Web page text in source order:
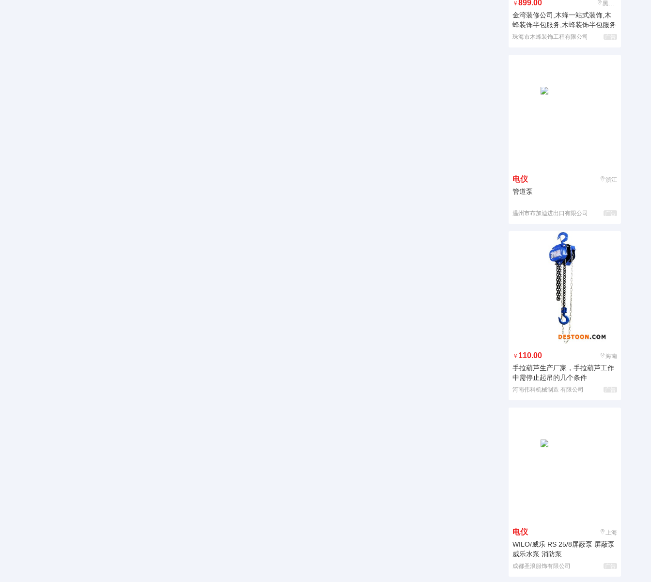
￥ 899.00 黑龙江
金湾装修公司,木蜂一站式装饰,木
蜂装饰半包服务,木蜂装饰半包服务
珠海市木蜂装饰工程有限公司 广告
电仪 浙江
管道泵
温州市布加迪进出口有限公司 广告
￥ 110.00 海南
手拉葫芦生产厂家，手拉葫芦工作
中需停止起吊的几个条件
河南伟科机械制造 有限公司 广告
电仪 上海
WILO/威乐 RS 25/8屏蔽泵 屏蔽泵
威乐水泵 消防泵
成都圣浪服饰有限公司 广告